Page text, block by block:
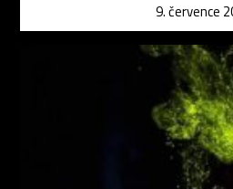
9. července